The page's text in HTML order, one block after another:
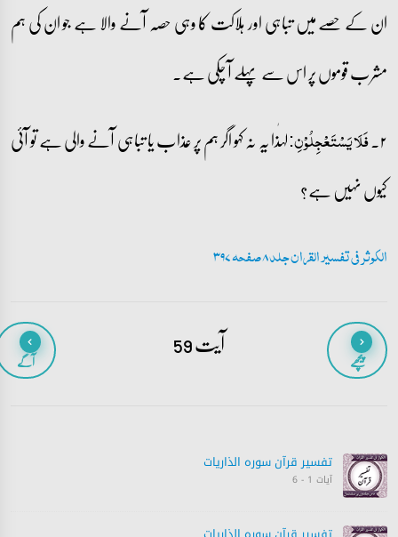
ان کے حصے میں تباہی اور ہلاکت کا وہی حصہ آنے والا ہے جو ان کی ہم
مشرب قوموں پر اس سے پہلے آ چکی ہے۔
۲۔ فَلَا یَسۡتَعۡجِلُوۡنِ:لہٰذا یہ نہ کہو اگر ہم پر عذاب یا تباہی آنے والی ہے تو آئی
کیوں نہیں ہے؟
الکوثر فی تفسیر القران جلد 8 صفحہ 397
پیچھے آیت 59 آگے
تفسیر قرآن سورہ ‎الذاريات
آیات 1 - 6